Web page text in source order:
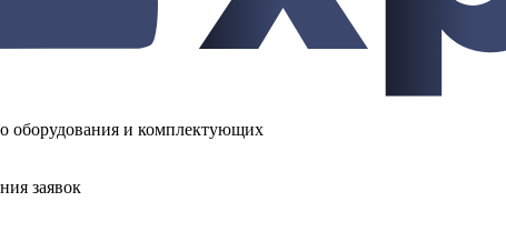
оборудования и комплектующих
заявок